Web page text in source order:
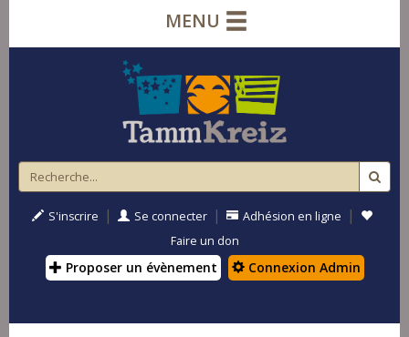
MENU
S'inscrire | Se connecter | Adhésion en ligne |
Faire un don
Proposer un évènement Connexion Admin